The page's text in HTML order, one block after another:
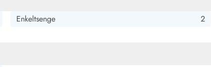
Enkeltsenge 2